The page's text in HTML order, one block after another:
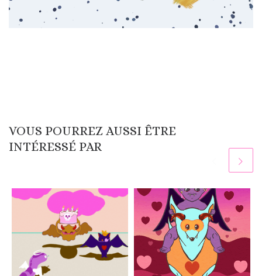
VOUS POURREZ AUSSI ÊTRE
INTÉRESSÉ PAR